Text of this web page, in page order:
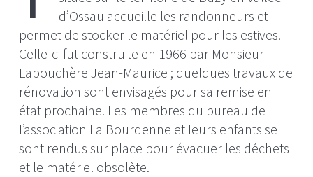
d’Ossau accueille les randonneurs et
permet de stocker le matériel pour les estives.
Celle-ci fut construite en 1966 par Monsieur
Labouchère Jean-Maurice ; quelques travaux de
rénovation sont envisagés pour sa remise en
état prochaine. Les membres du bureau de
l’association La Bourdenne et leurs enfants se
sont rendus sur place pour évacuer les déchets
et le matériel obsolète.